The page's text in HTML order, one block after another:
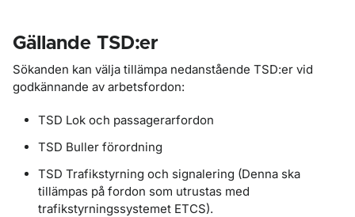
Gällande TSD:er
Sökanden kan välja tillämpa nedanstående TSD:er vid
godkännande av arbetsfordon:
TSD Lok och passagerarfordon
TSD Buller förordning
TSD Trafikstyrning och signalering (Denna ska
tillämpas på fordon som utrustas med
trafikstyrningssystemet ETCS).